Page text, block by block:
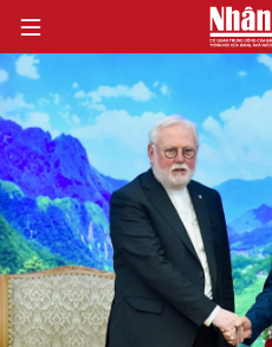
CHÍNH TRỊ
KINH TẾ
VĂN HÓA
XÃ HỘI